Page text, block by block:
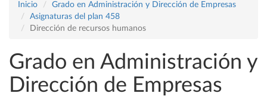
Inicio
Grado en Administración y Dirección de Empresas
Asignaturas del plan 458
Dirección de recursos humanos
Grado en Administración y
Dirección de Empresas